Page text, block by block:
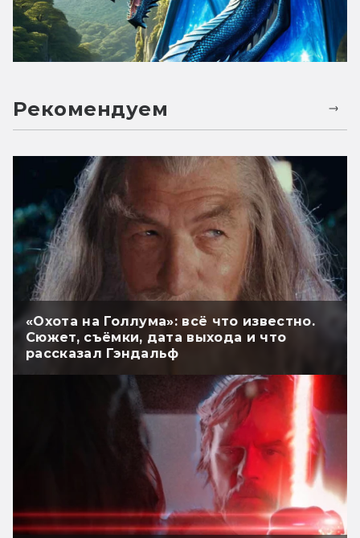
Рекомендуем
«Охота на Голлума»: всё что известно.
Сюжет, съёмки, дата выхода и что
рассказал Гэндальф